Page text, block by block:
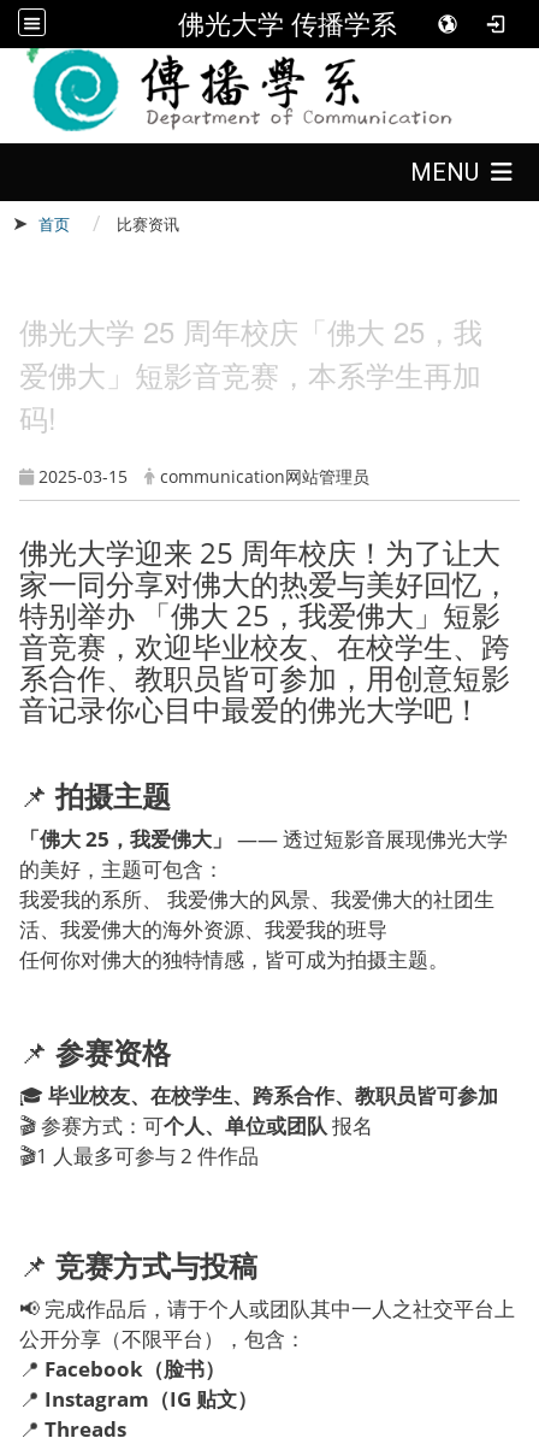
佛光大学 传播学系
MENU
首页 比赛资讯
佛光大学 25 周年校庆「佛大 25，我
爱佛大」短影音竞赛，本系学生再加
码!
2025-03-15 communication网站管理员
佛光大学迎来 25 周年校庆！为了让大
家一同分享对佛大的热爱与美好回忆，
特别举办 「佛大 25，我爱佛大」短影
音竞赛，欢迎毕业校友、在校学生、跨
系合作、教职员皆可参加，用创意短影
音记录你心目中最爱的佛光大学吧！
📌拍摄主题
「佛大 25，我爱佛大」 —— 透过短影音展现佛光大学
的美好，主题可包含：
我爱我的系所、 我爱佛大的风景、我爱佛大的社团生
活、我爱佛大的海外资源、我爱我的班导
任何你对佛大的独特情感，皆可成为拍摄主题。
📌 参赛资格
🎓 毕业校友、在校学生、跨系合作、教职员皆可参加
🎬 参赛方式：可个人、单位或团队报名
🎬1 人最多可参与 2 件作品
📌 竞赛方式与投稿
📢 完成作品后，请于个人或团队其中一人之社交平台上
公开分享（不限平台），包含：
📍 Facebook（脸书）
📍 Instagram（IG 贴文）
📍 Threads